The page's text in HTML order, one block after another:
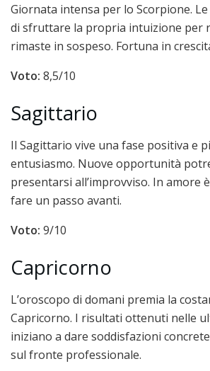
Giornata intensa per lo Scorpione.
di sfruttare la propria intuizione per
rimaste in sospeso. Fortuna in
Voto: 8,5/10
Sagittario
Il Sagittario vive una fase positiva e
entusiasmo. Nuove opportunità
presentarsi all’improvviso. In amore
fare un passo avanti.
Voto: 9/10
Capricorno
L’oroscopo di domani premia la
Capricorno. I risultati ottenuti nelle
iniziano a dare soddisfazioni
sul fronte professionale.